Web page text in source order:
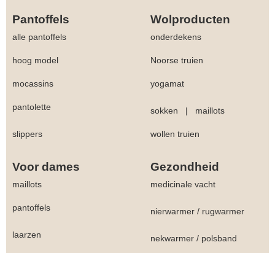
Pantoffels Wolproducten
alle pantoffels onderdekens
hoog model Noorse truien
mocassins yogamat
pantolette sokken | maillots
slippers wollen truien
Voor dames Gezondheid
maillots medicinale vacht
pantoffels nierwarmer / rugwarmer
laarzen nekwarmer / polsband